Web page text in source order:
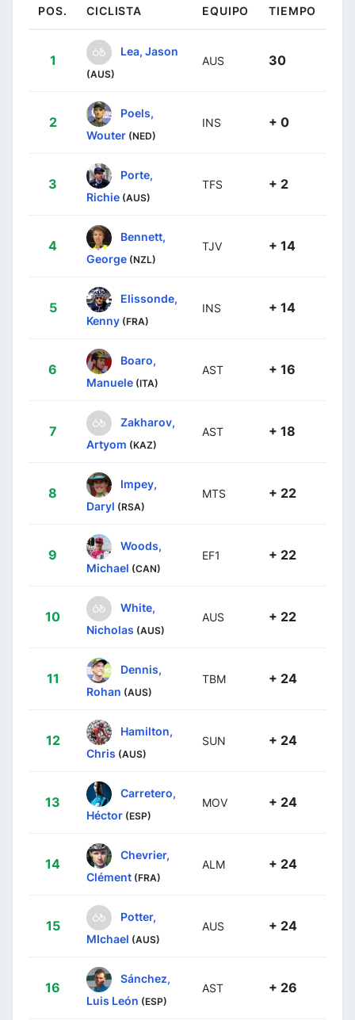
POS. CICLISTA EQUIPO TIEMPO
1
Lea, Jason
(AUS)
AUS 30
2
Poels,
Wouter (NED)
INS + 0
3
Porte,
Richie (AUS)
TFS + 2
4
Bennett,
George (NZL)
TJV + 14
5
Elissonde,
Kenny (FRA)
INS + 14
6
Boaro,
Manuele (ITA)
AST + 16
7
Zakharov,
Artyom (KAZ)
AST + 18
8
Impey,
Daryl (RSA)
MTS + 22
9
Woods,
Michael (CAN)
EF1 + 22
10
White,
Nicholas (AUS)
AUS + 22
11
Dennis,
Rohan (AUS)
TBM + 24
12
Hamilton,
Chris (AUS)
SUN + 24
13
Carretero,
Héctor (ESP)
MOV + 24
14
Chevrier,
Clément (FRA)
ALM + 24
15
Potter,
MIchael (AUS)
AUS + 24
16
Sánchez,
Luis León (ESP)
AST + 26